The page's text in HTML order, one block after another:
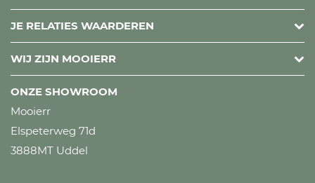
JE RELATIES WAARDEREN
WIJ ZIJN MOOIERR
ONZE SHOWROOM
Mooierr
Elspeterweg 71d
3888MT Uddel